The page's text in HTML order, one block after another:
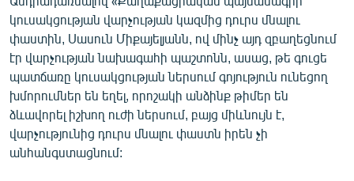
կուսակցության վարչության կազմից դուրս մնալու
փաստին, Սասուն Միքայելյանն, ով մինչ այդ զբաղեցնում
էր վարչության նախագահի պաշտոնն, ասաց, թե գուցե
պատճառը կուսակցության ներսում գոյություն ունեցող
խմորումներ են եղել, որոշակի անձինք թիմեր են
ձևավորել իշխող ուժի ներսում, բայց միևնույն է,
վարչությունից դուրս մնալու փաստն իրեն չի
անհանգստացնում: